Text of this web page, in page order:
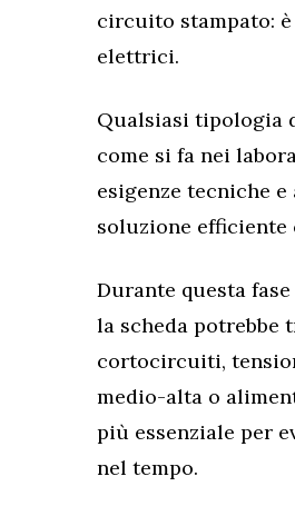
circuito stampato:
elettrici.
Qualsiasi tipologia
come si fa nei
esigenze tecniche
soluzione efficiente
Durante questa
la scheda potrebbe
cortocircuiti,
medio-alta o
più essenziale per
nel tempo.